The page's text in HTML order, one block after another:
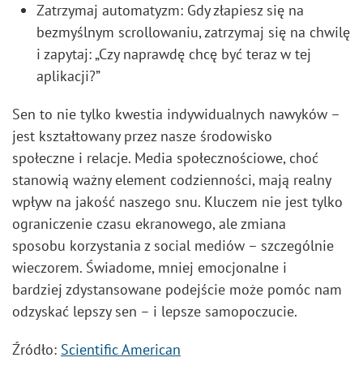
Zatrzymaj automatyzm: Gdy złapiesz się na
bezmyślnym scrollowaniu, zatrzymaj się na chwilę
i zapytaj: „Czy naprawdę chcę być teraz w tej
aplikacji?”
Sen to nie tylko kwestia indywidualnych nawyków –
jest kształtowany przez nasze środowisko
społeczne i relacje. Media społecznościowe, choć
stanowią ważny element codzienności, mają realny
wpływ na jakość naszego snu. Kluczem nie jest tylko
ograniczenie czasu ekranowego, ale zmiana
sposobu korzystania z social mediów – szczególnie
wieczorem. Świadome, mniej emocjonalne i
bardziej zdystansowane podejście może pomóc nam
odzyskać lepszy sen – i lepsze samopoczucie.
Źródło: Scientific American